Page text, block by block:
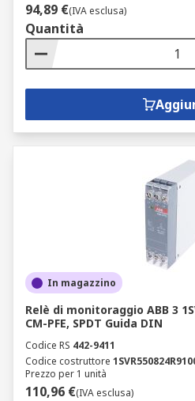
94,89 €(IVA esclusa)
Quantità
In magazzino
Relè di monitoraggio ABB 3
CM-PFE, SPDT Guida DIN
Codice RS 442-9411
Codice costruttore
Prezzo per 1 unità
110,96 €(IVA esclusa)